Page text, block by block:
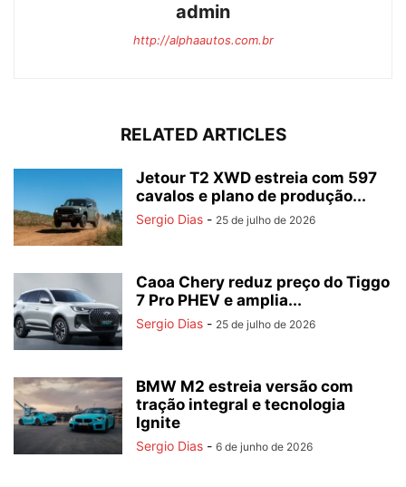
admin
http://alphaautos.com.br
RELATED ARTICLES
Jetour T2 XWD estreia com 597
cavalos e plano de produção...
Sergio Dias - 25 de julho de 2026
Caoa Chery reduz preço do Tiggo
7 Pro PHEV e amplia...
Sergio Dias - 25 de julho de 2026
BMW M2 estreia versão com
tração integral e tecnologia
Ignite
Sergio Dias - 6 de junho de 2026